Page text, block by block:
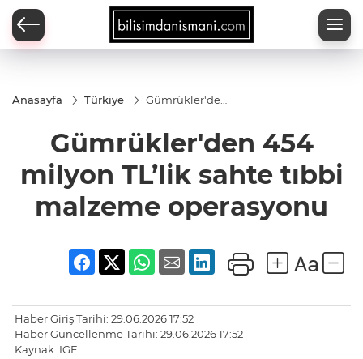
Anasayfa Türkiye
Gümrükler'den
tıbbi malzeme
operasyonu
Gümrükler'den 454
milyon TL’lik sahte tıbbi
malzeme operasyonu
Haber Giriş Tarihi: 29.06.2026 17:52
Haber Güncellenme Tarihi: 29.06.2026 17:52
Kaynak: IGF